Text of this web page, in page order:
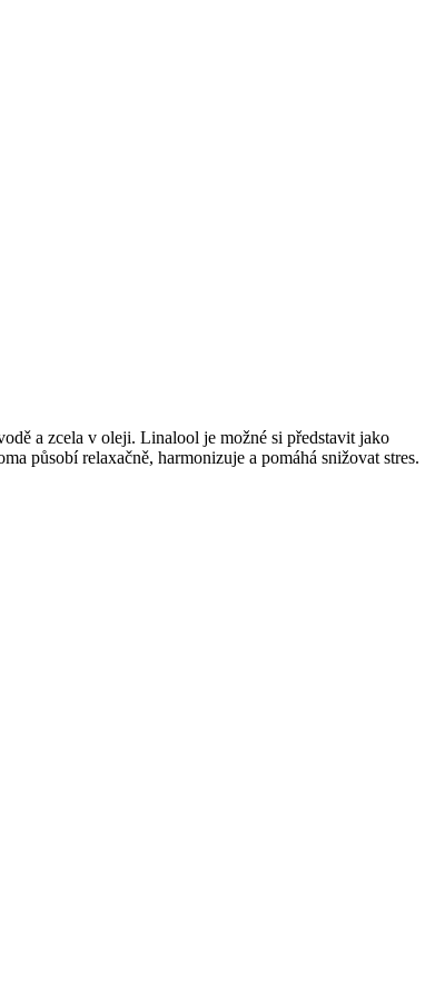
a zcela v oleji. Linalool je možné si představit jako
působí relaxačně, harmonizuje a pomáhá snižovat stres.